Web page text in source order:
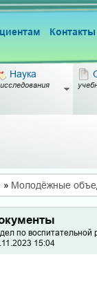
Контакты
Наука
» Молодёжные
по воспитательной
15:04